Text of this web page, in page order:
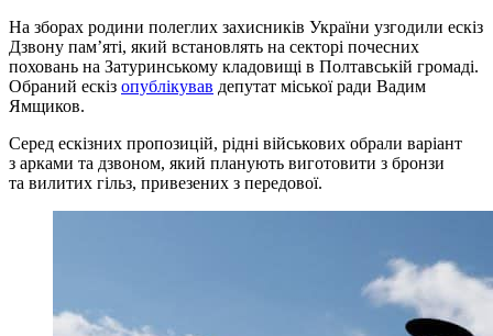
На зборах родини полеглих захисників України узгодили ескіз
Дзвону пам’яті, який встановлять на секторі почесних
поховань на Затуринському кладовищі в Полтавській громаді.
Обраний ескіз опублікував депутат міської ради Вадим
Ямщиков.
Серед ескізних пропозицій, рідні військових обрали варіант
з арками та дзвоном, який планують виготовити з бронзи
та вилитих гільз, привезених з передової.